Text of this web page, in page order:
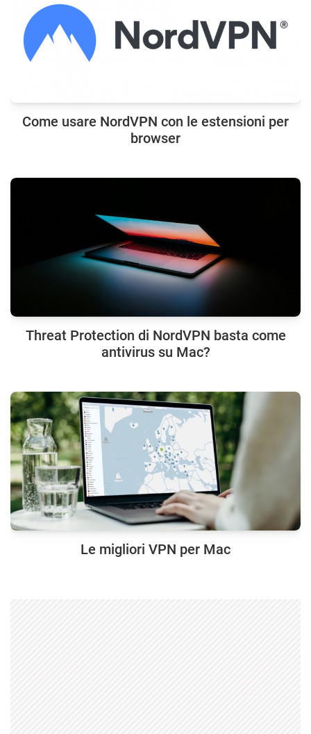
Come usare NordVPN con le estensioni per
browser
Threat Protection di NordVPN basta come
antivirus su Mac?
Le migliori VPN per Mac